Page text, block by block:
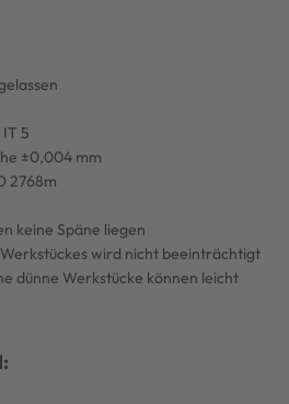
5
±0,004 mm
2768m
keine Späne liegen
wird nicht beeinträchtigt
dünne Werkstücke können leicht